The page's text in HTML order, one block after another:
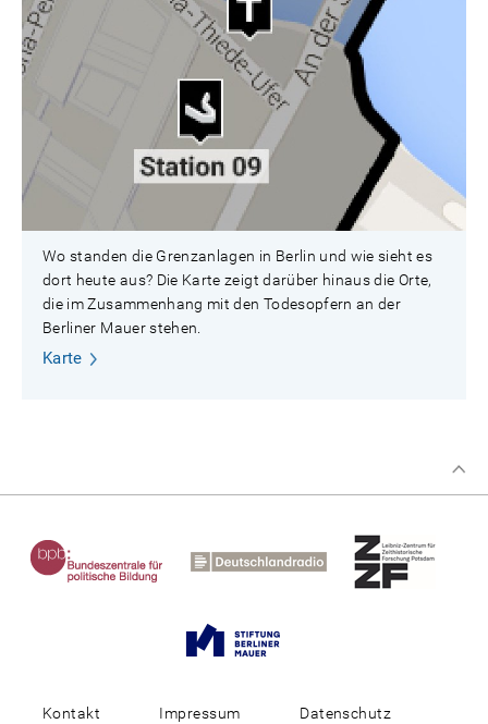
Wo standen die Grenzanlagen in Berlin und wie sieht es
dort heute aus? Die Karte zeigt darüber hinaus die Orte,
die im Zusammenhang mit den Todesopfern an der
Berliner Mauer stehen.
Karte
Kontakt Impressum Datenschutz